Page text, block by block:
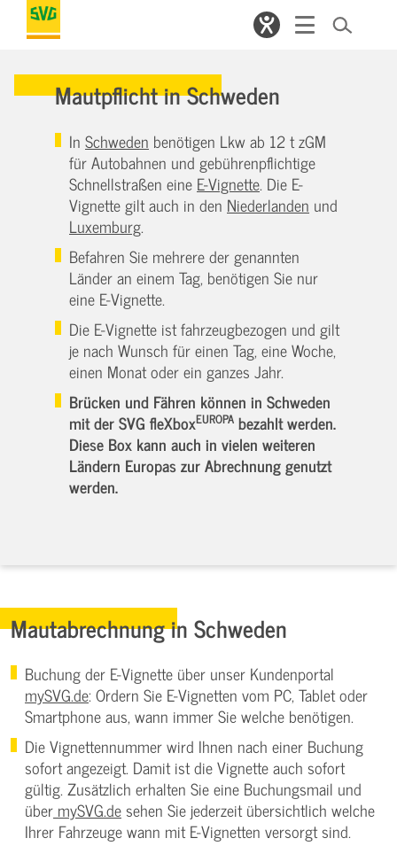
Mautpflicht in Schweden
In Schweden benötigen Lkw ab 12 t zGM
für Autobahnen und gebührenpflichtige
Schnellstraßen eine E-Vignette. Die E-
Vignette gilt auch in den Niederlanden und
Luxemburg.
Befahren Sie mehrere der genannten
Länder an einem Tag, benötigen Sie nur
eine E-Vignette.
Die E-Vignette ist fahrzeugbezogen und gilt
je nach Wunsch für einen Tag, eine Woche,
einen Monat oder ein ganzes Jahr.
Brücken und Fähren können in Schweden
mit der SVG fleXboxEUROPA bezahlt werden.
Diese Box kann auch in vielen weiteren
Ländern Europas zur Abrechnung genutzt
werden.
Mautabrechnung in Schweden
Buchung der E-Vignette über unser Kundenportal
mySVG.de: Ordern Sie E-Vignetten vom PC, Tablet oder
Smartphone aus, wann immer Sie welche benötigen.
Die Vignettennummer wird Ihnen nach einer Buchung
sofort angezeigt. Damit ist die Vignette auch sofort
gültig. Zusätzlich erhalten Sie eine Buchungsmail und
über mySVG.de sehen Sie jederzeit übersichtlich welche
Ihrer Fahrzeuge wann mit E-Vignetten versorgt sind.